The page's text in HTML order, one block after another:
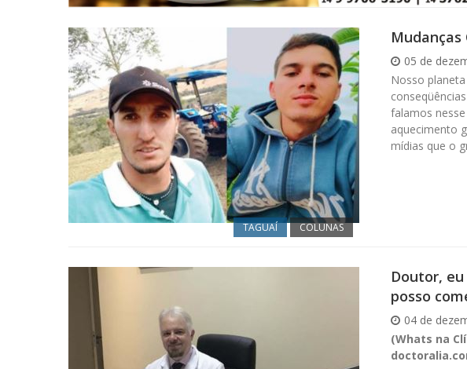
TAGUAÍ COLUNAS
05 de
Nosso
falamos
aquecimento
mídias que o
Doutor,
posso
04 de
(Whats na